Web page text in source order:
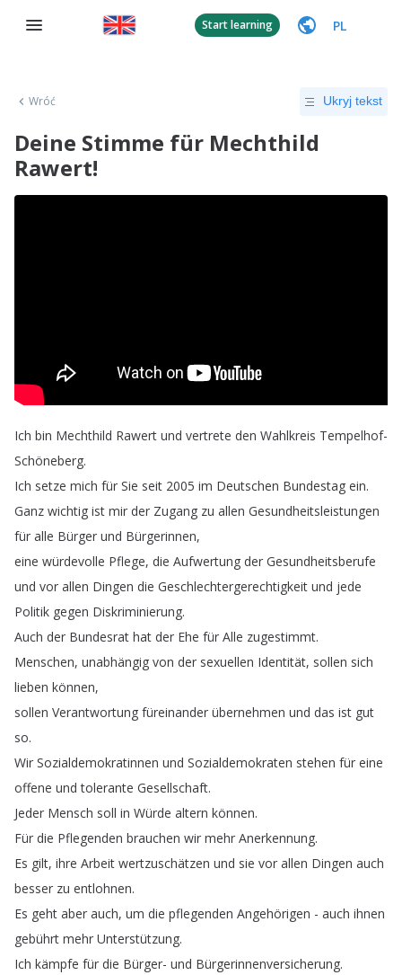
Start learning PL
Wróć Ukryj tekst
Deine Stimme für Mechthild
Rawert!
Ich bin Mechthild Rawert und vertrete den Wahlkreis Tempelhof-
Schöneberg.
Ich setze mich für Sie seit 2005 im Deutschen Bundestag ein.
Ganz wichtig ist mir der Zugang zu allen Gesundheitsleistungen
für alle Bürger und Bürgerinnen,
eine würdevolle Pflege, die Aufwertung der Gesundheitsberufe
und vor allen Dingen die Geschlechtergerechtigkeit und jede
Politik gegen Diskriminierung.
Auch der Bundesrat hat der Ehe für Alle zugestimmt.
Menschen, unabhängig von der sexuellen Identität, sollen sich
lieben können,
sollen Verantwortung füreinander übernehmen und das ist gut
so.
Wir Sozialdemokratinnen und Sozialdemokraten stehen für eine
offene und tolerante Gesellschaft.
Jeder Mensch soll in Würde altern können.
Für die Pflegenden brauchen wir mehr Anerkennung.
Es gilt, ihre Arbeit wertzuschätzen und sie vor allen Dingen auch
besser zu entlohnen.
Es geht aber auch, um die pflegenden Angehörigen - auch ihnen
gebührt mehr Unterstützung.
Ich kämpfe für die Bürger- und Bürgerinnenversicherung.